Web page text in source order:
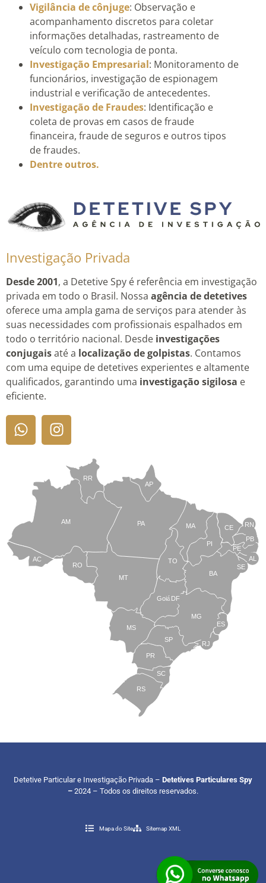
Vigilância de cônjuge: Observação e
acompanhamento discretos para coletar
informações detalhadas, rastreamento de
veículo com tecnologia de ponta.
Investigação Empresarial: Monitoramento de
funcionários, investigação de espionagem
industrial e verificação de antecedentes.
Investigação de Fraudes: Identificação e
coleta de provas em casos de fraude
financeira, fraude de seguros e outros tipos
de fraudes.
Dentre outros.
Investigação Privada
Desde 2001, a Detetive Spy é referência em investigação
privada em todo o Brasil. Nossa agência de detetives
oferece uma ampla gama de serviços para atender às
suas necessidades com profissionais espalhados em
todo o território nacional. Desde investigações
conjugaisaté a localização de golpistas. Contamos
com uma equipe de detetives experientes e altamente
qualificados, garantindo uma investigação sigilosa e
eficiente.
TO
BA
SE
PE
AL
RN
CE
PI
MA
AP
PA
RR
AM
AC
RO
MT
MS
Goiás
PR
SC
RS
SP
MG
RJ
ES
DF
PB
Detetive Particular e Investigação Privada – Detetives Particulares Spy
– 2024 – Todos os direitos reservados.
Mapa do Site Sitemap XML